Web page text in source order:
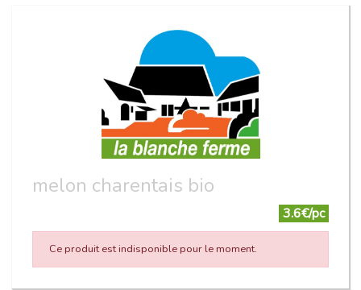
melon charentais bio
3.6€/pc
Ce produit est indisponible pour le moment.